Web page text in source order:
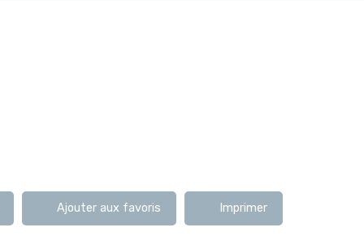
Ajouter aux favoris Imprimer